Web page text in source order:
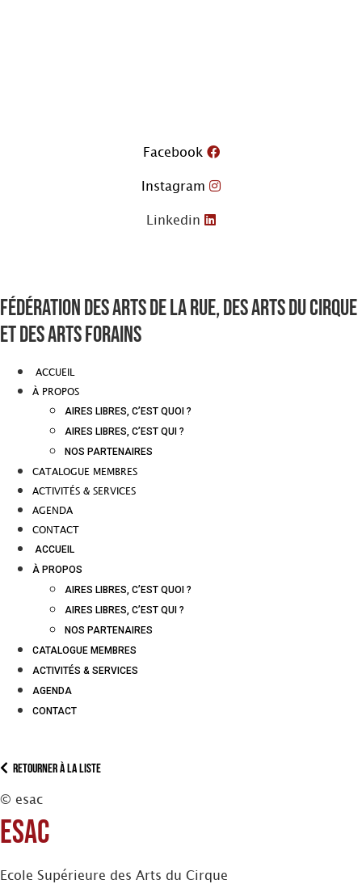
Facebook
Instagram
Linkedin
Fédération des arts de la rue, des arts du cirque
et des arts forains
ACCUEIL
À PROPOS
AIRES LIBRES, C’EST QUOI ?
AIRES LIBRES, C’EST QUI ?
NOS PARTENAIRES
CATALOGUE MEMBRES
ACTIVITÉS & SERVICES
AGENDA
CONTACT
ACCUEIL
À PROPOS
AIRES LIBRES, C’EST QUOI ?
AIRES LIBRES, C’EST QUI ?
NOS PARTENAIRES
CATALOGUE MEMBRES
ACTIVITÉS & SERVICES
AGENDA
CONTACT
Retourner à la liste
© esac
ESAC
Ecole Supérieure des Arts du Cirque